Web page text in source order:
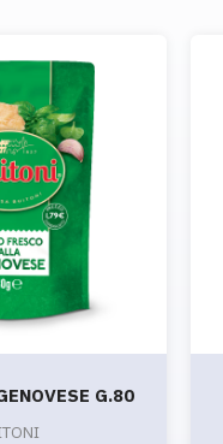
G.80